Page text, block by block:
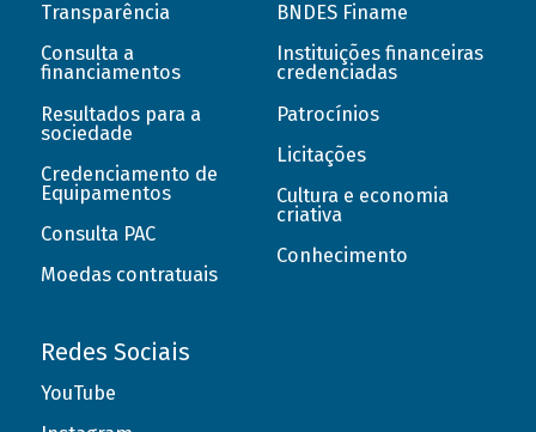
Transparência
Consulta a
financiamentos
Resultados para a
sociedade
Credenciamento de
Equipamentos
Consulta PAC
Moedas contratuais
BNDES Finame
Instituições financeiras
credenciadas
Patrocínios
Licitações
Cultura e economia
criativa
Conhecimento
Redes Sociais
YouTube